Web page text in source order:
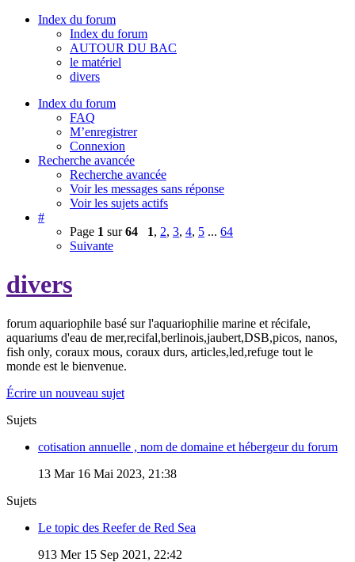
Index du forum
Index du forum
AUTOUR DU BAC
le matériel
divers
Index du forum
FAQ
M’enregistrer
Connexion
Recherche avancée
Recherche avancée
Voir les messages sans réponse
Voir les sujets actifs
#
Page 1 sur64 1, 2, 3, 4, 5 ... 64
Suivante
divers
forum aquariophile basé sur l'aquariophilie marine et récifale,
aquariums d'eau de mer,recifal,berlinois,jaubert,DSB,picos, nanos,
fish only, coraux mous, coraux durs, articles,led,refuge tout le
monde est le bienvenue.
Écrire un nouveau sujet
Sujets
cotisation annuelle , nom de domaine et hébergeur du forum
13 Mar 16 Mai 2023, 21:38
Sujets
Le topic des Reefer de Red Sea
913 Mer 15 Sep 2021, 22:42